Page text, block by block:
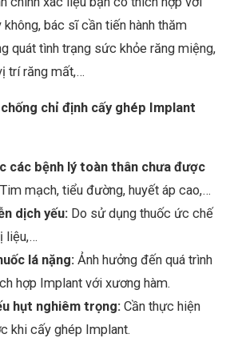
không, bác sĩ cần tiến hành thăm
quát tình trạng sức khỏe răng miệng,
trí răng mất,…
chỉ định cấy ghép Implant
các bệnh lý toàn thân chưa được
Tim mạch, tiểu đường, huyết áp cao,…
dịch yếu: Do sử dụng thuốc ức chế
liệu,…
lá nặng: Ảnh hưởng đến quá trình
hợp Implant với xương hàm.
hụt nghiêm trọng: Cần thực hiện
khi cấy ghép Implant.